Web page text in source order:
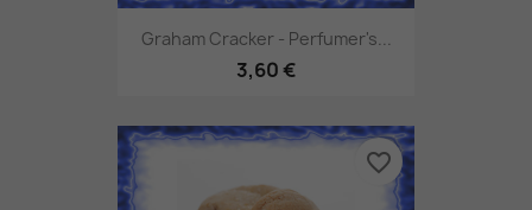
Graham Cracker - Perfumer's...
3,60 €
favorite_border